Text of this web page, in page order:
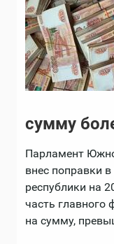
сумму
Парламент
внес поправки
республики на
часть главного
на сумму,